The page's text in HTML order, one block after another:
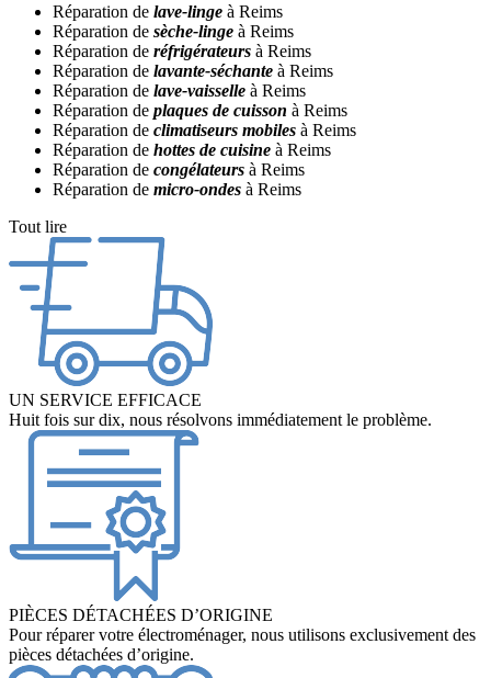
Réparation de lave-linge à Reims
Réparation de sèche-linge à Reims
Réparation de réfrigérateurs à Reims
Réparation de lavante-séchante à Reims
Réparation de lave-vaisselle à Reims
Réparation de plaques de cuisson à Reims
Réparation de climatiseurs mobiles à Reims
Réparation de hottes de cuisine à Reims
Réparation de congélateurs à Reims
Réparation de micro-ondes à Reims
Tout lire
UN SERVICE EFFICACE
Huit fois sur dix, nous résolvons immédiatement le problème.
PIÈCES DÉTACHÉES D’ORIGINE
Pour réparer votre électroménager, nous utilisons exclusivement des
pièces détachées d’origine.